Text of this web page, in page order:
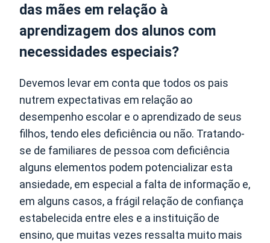
das mães em relação à
aprendizagem dos alunos com
necessidades especiais?
Devemos levar em conta que todos os pais
nutrem expectativas em relação ao
desempenho escolar e o aprendizado de seus
filhos, tendo eles deficiência ou não. Tratando-
se de familiares de pessoa com deficiência
alguns elementos podem potencializar esta
ansiedade, em especial a falta de informação e,
em alguns casos, a frágil relação de confiança
estabelecida entre eles e a instituição de
ensino, que muitas vezes ressalta muito mais